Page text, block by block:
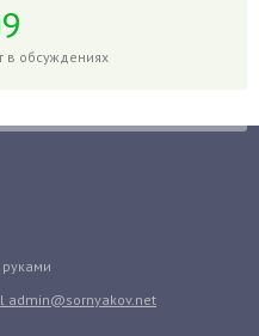
в обсуждениях
admin@sornyakov.net